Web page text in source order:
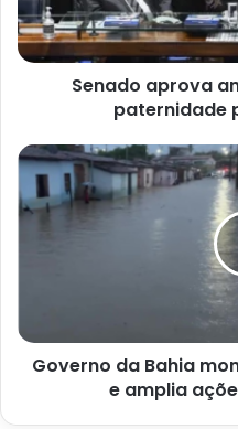
para
até
20
Senado aprova
paternidade
Governo
Bahia
amplia
ações
Governo da Bahia
e amplia